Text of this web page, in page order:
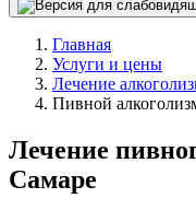
Главная
Услуги и цены
Лечение
Пивной
Лечение
Самаре